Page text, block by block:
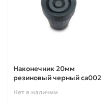
Наконечник 20мм
резиновый черный са002
Нет в наличии